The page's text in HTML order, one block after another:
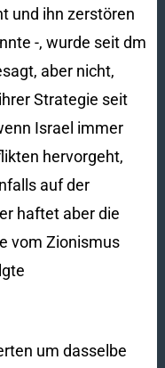
und ihn zerstören
-, wurde seit dm
aber nicht,
Strategie seit
Israel immer
hervorgeht,
auf der
haftet aber die
vom Zionismus
um dasselbe